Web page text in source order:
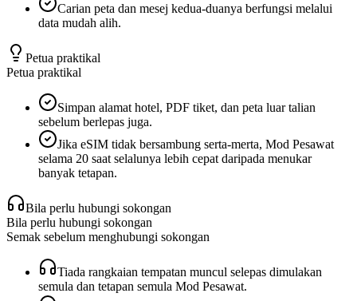
Carian peta dan mesej kedua-duanya berfungsi melalui
data mudah alih.
Petua praktikal
Petua praktikal
Simpan alamat hotel, PDF tiket, dan peta luar talian
sebelum berlepas juga.
Jika eSIM tidak bersambung serta-merta, Mod Pesawat
selama 20 saat selalunya lebih cepat daripada menukar
banyak tetapan.
Bila perlu hubungi sokongan
Bila perlu hubungi sokongan
Semak sebelum menghubungi sokongan
Tiada rangkaian tempatan muncul selepas dimulakan
semula dan tetapan semula Mod Pesawat.